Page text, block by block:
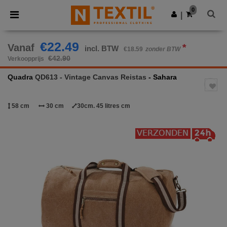
× Ntextil-app
Betere prijzen in de app!
Download app
0
Vanaf €22.49 incl. BTW €18.59 zonder BTW *
Verkoopprijs €42.90
Quadra QD613 - Vintage Canvas Reistas - Sahara
58 cm 30 cm 30cm. 45 litres cm